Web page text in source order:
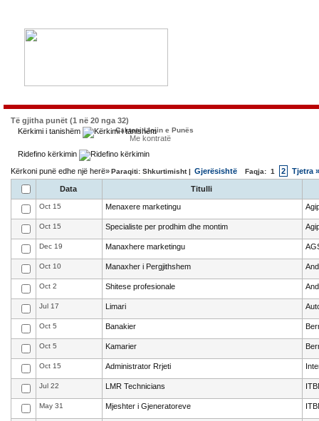
Të gjitha punët (1 në 20 nga 32)
Kërkimi i tanishëm
Caktoni Llojin e Punës
Me kontratë
Ridefino kërkimin
Kërkoni punë edhe një herë»Paraqiti: Shkurtimisht | Gjerësishtë Faqja: 1 2 Tjetra »
Data Titulli
Oct 15 Menaxere marketingu
Oct 15 Specialiste per prodhim dhe montim
Dec 19 Manaxhere marketingu
Oct 10 Manaxher i Pergjithshem
Oct 2 Shitese profesionale
Jul 17 Limari
Oct 5 Banakier
Oct 5 Kamarier
Oct 15 Administrator Rrjeti
Jul 22 LMR Technicians
May 31 Mjeshter i Gjeneratoreve